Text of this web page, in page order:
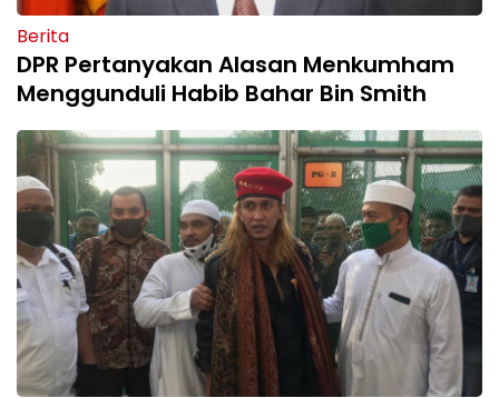
Berita
DPR Pertanyakan Alasan Menkumham
Menggunduli Habib Bahar Bin Smith